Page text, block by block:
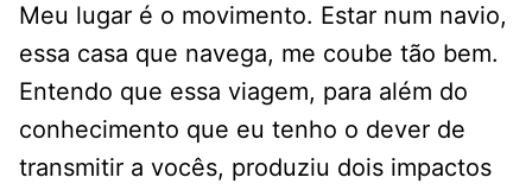
Meu lugar é o movimento. Estar num navio,
essa casa que navega, me coube tão bem.
Entendo que essa viagem, para além do
conhecimento que eu tenho o dever de
transmitir a vocês, produziu dois impactos